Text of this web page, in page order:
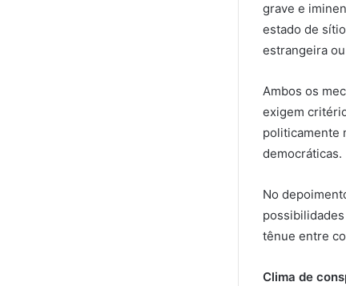
grave e
estado de
estrangeira
Ambos os
exigem
politicamente
democráticas.
No
tênue entre
Clima de